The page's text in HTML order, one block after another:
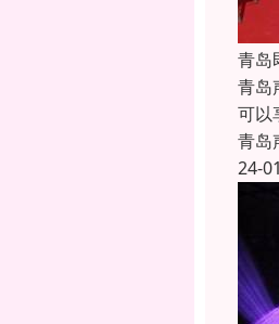
青岛
青岛
可以
青岛
24-